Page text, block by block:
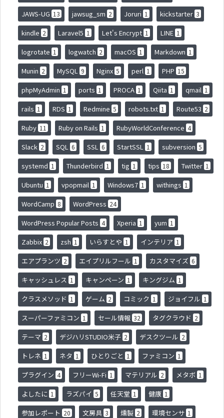
JAWS-UG 13 jawsug_sm 2 Joruri 1 kickstarter 3
kindle 2 Laravel5 1 Let's Encrypt 1 LINE 1
logrotate 1 logwatch 2 macOS 1 Markdown 1
Munin 2 MySQL 9 Nginx 5 perl 1 PHP 15
phpMyAdmin 1 ports 1 PROCA 1 Qiita 1 qmail 1
rails 1 RDS 1 Redmine 5 robots.txt 1 Route53 2
Ruby 11 Ruby on Rails 1 RubyWorldConference 4
Slack 2 SQL 6 SSL 6 StartSSL 1 subversion 5
systemd 1 Thunderbird 1 tig 1 tips 18 Twitter 1
Ubuntu 1 vpopmail 1 Windows7 1 withings 1
WordCamp 8 WordPress 24
WordPress Popular Posts 4 Xperia 1 yum 1
Zabbix 2 zsh 1 いらすとや 1 インテリア 1
エアプランツ 2 エイプリルフール 1 カスタマイズ 6
キャッシュレス 1 キャンペーン 1 キングジム 1
クラスメソッド 1 ゲーム 2 コミック 1 ジョイフル 1
スーパーファミコン 1 セール情報 32 タグクラウド 2
テーマ 2 デジハリSTUDIO米子 2 デスクツール 2
トレネ 1 ネタ 1 ひとりごと 1 ファミコン 1
プラグイン 4 フリーWi-Fi 1 マテリアル 2 メタボ 1
よしたに 1 ラズパイ 5 任天堂 1 健康 1
参加レポート 20 文房具 3 燻製 2 環境センサ 1